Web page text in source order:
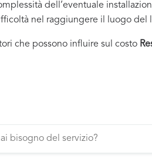
dell’eventuale
nel raggiungere il luogo del
che possono influire sul costo